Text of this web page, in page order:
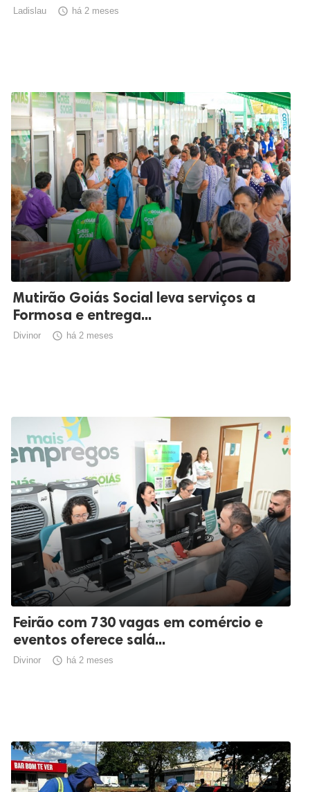
Ladislau  há 2 meses
Mutirão Goiás Social leva serviços a
Formosa e entrega...
Divinor  há 2 meses
Feirão com 730 vagas em comércio e
eventos oferece salá...
Divinor  há 2 meses